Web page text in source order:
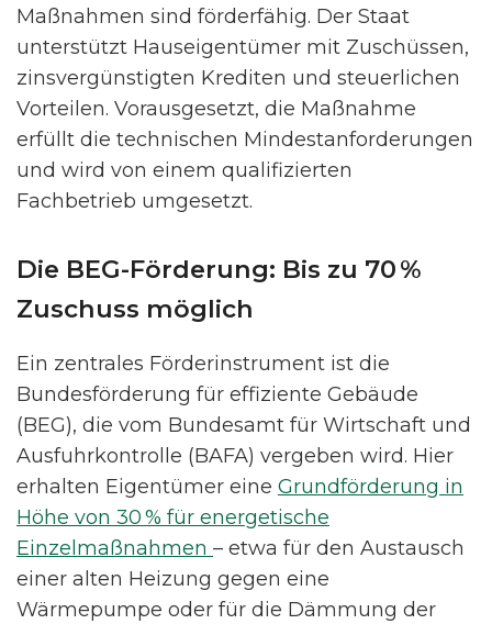
Maßnahmen sind förderfähig. Der Staat
unterstützt Hauseigentümer mit Zuschüssen,
zinsvergünstigten Krediten und steuerlichen
Vorteilen. Vorausgesetzt, die Maßnahme
erfüllt die technischen Mindestanforderungen
und wird von einem qualifizierten
Fachbetrieb umgesetzt.
Die BEG-Förderung: Bis zu 70 %
Zuschuss möglich
Ein zentrales Förderinstrument ist die
Bundesförderung für effiziente Gebäude
(BEG), die vom Bundesamt für Wirtschaft und
Ausfuhrkontrolle (BAFA) vergeben wird. Hier
erhalten Eigentümer eine Grundförderung in
Höhe von 30 % für energetische
Einzelmaßnahmen – etwa für den Austausch
einer alten Heizung gegen eine
Wärmepumpe oder für die Dämmung der